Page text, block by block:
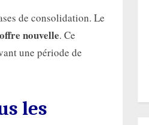
de consolidation. Le
nouvelle. Ce
une période de
les